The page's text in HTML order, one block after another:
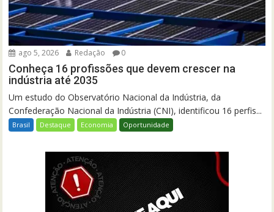
ago 5, 2026 Redação 0
Conheça 16 profissões que devem crescer na
indústria até 2035
Um estudo do Observatório Nacional da Indústria, da
Confederação Nacional da Indústria (CNI), identificou 16 perfis...
Brasil Destaque Economia Oportunidade